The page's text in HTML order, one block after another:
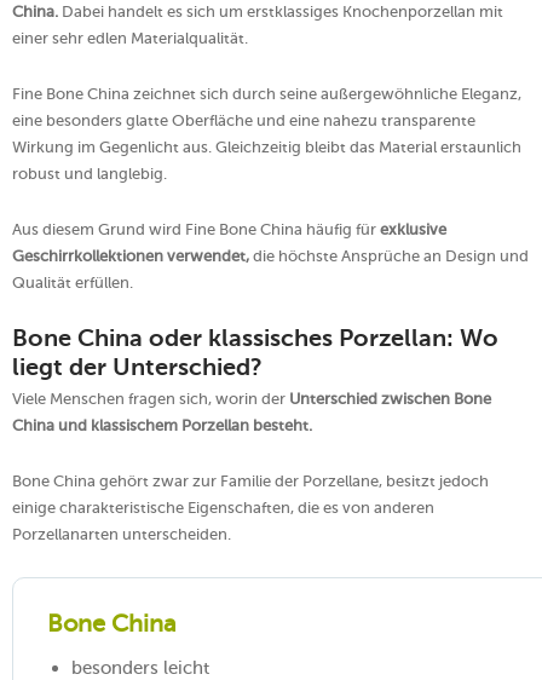
China. Dabei handelt es sich um erstklassiges Knochenporzellan mit
einer sehr edlen Materialqualität.
Fine Bone China zeichnet sich durch seine außergewöhnliche Eleganz,
eine besonders glatte Oberfläche und eine nahezu transparente
Wirkung im Gegenlicht aus. Gleichzeitig bleibt das Material erstaunlich
robust und langlebig.
Aus diesem Grund wird Fine Bone China häufig für exklusive
Geschirrkollektionen verwendet, die höchste Ansprüche an Design und
Qualität erfüllen.
Bone China oder klassisches Porzellan: Wo
liegt der Unterschied?
Viele Menschen fragen sich, worin der Unterschied zwischen Bone
China und klassischem Porzellan besteht.
Bone China gehört zwar zur Familie der Porzellane, besitzt jedoch
einige charakteristische Eigenschaften, die es von anderen
Porzellanarten unterscheiden.
Bone China
besonders leicht